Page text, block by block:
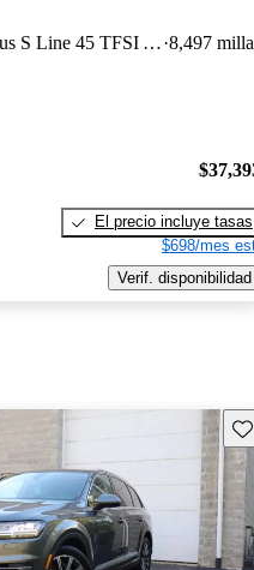
quattro Premium Plus S Line 45 TFSI AWD 8,497
El precio incluye tasas
$698/mes
Verif. disponibilidad